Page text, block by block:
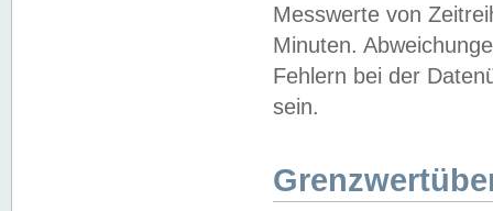
Messwerte von
Minuten.
Fehlern bei der
sein.